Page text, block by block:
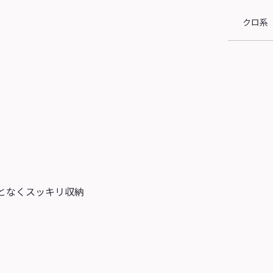
なくスッキリ収納
クロ系